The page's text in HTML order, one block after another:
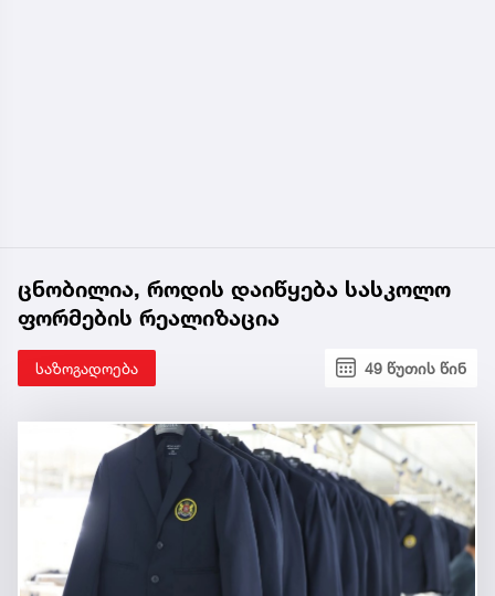
ცნობილია, როდის დაიწყება სასკოლო
ფორმების რეალიზაცია
საზოგადოება 49 წუთის წინ